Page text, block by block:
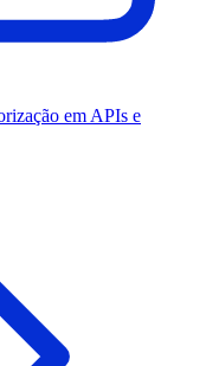
em APIs e